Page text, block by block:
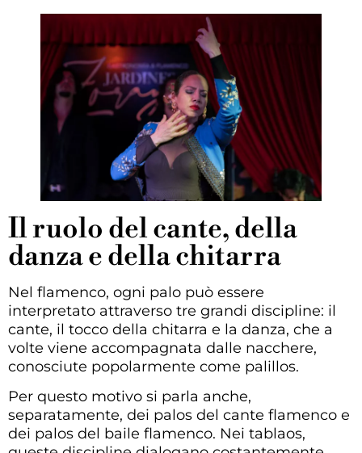
Il ruolo del cante, della
danza e della chitarra
Nel flamenco, ogni palo può essere
interpretato attraverso tre grandi discipline: il
cante, il tocco della chitarra e la danza, che a
volte viene accompagnata dalle nacchere,
conosciute popolarmente come palillos.
Per questo motivo si parla anche,
separatamente, dei palos del cante flamenco e
dei palos del baile flamenco. Nei tablaos,